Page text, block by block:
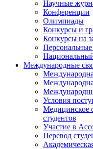
Научные
Конференции
Олимпиады
Конкурсы и
Конкурсы на
Международные
Условия
Медицинское
студентов
Участие в
Перевод